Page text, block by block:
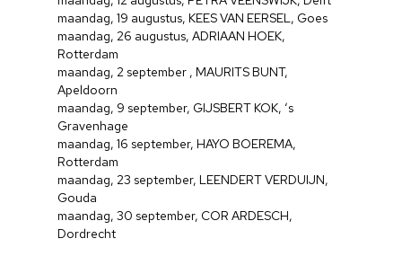
maandag, 19 augustus, KEES VAN EERSEL, Goes
maandag, 26 augustus, ADRIAAN HOEK,
Rotterdam
maandag, 2 september , MAURITS BUNT,
Apeldoorn
maandag, 9 september, GIJSBERT KOK, ‘s
Gravenhage
maandag, 16 september, HAYO BOEREMA,
Rotterdam
maandag, 23 september, LEENDERT VERDUIJN,
Gouda
maandag, 30 september, COR ARDESCH,
Dordrecht